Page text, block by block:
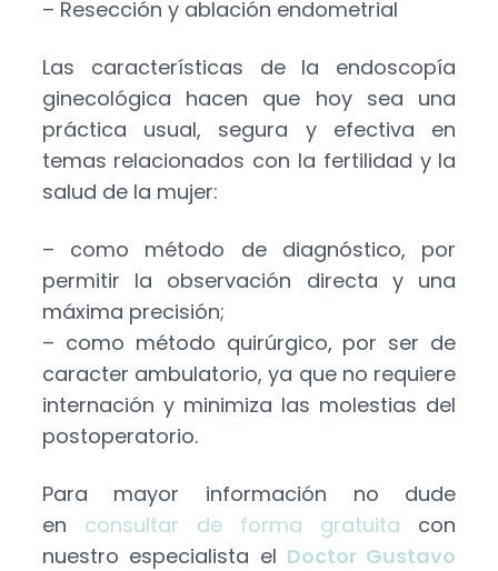
– Resección y ablación endometrial
Las características de la endoscopía
ginecológica hacen que hoy sea una
práctica usual, segura y efectiva en
temas relacionados con la fertilidad y la
salud de la mujer:
– como método de diagnóstico, por
permitir la observación directa y una
máxima precisión;
– como método quirúrgico, por ser de
caracter ambulatorio, ya que no requiere
internación y minimiza las molestias del
postoperatorio.
Para mayor información no dude
en consultar de forma gratuita con
nuestro especialista el Doctor Gustavo